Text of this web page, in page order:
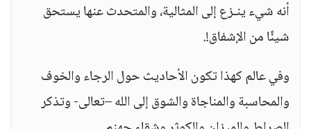
أنه شيء ينـزع إلى المثالية، والمتحدث عنها يستحق
شيئًا من الإشفاق!.
وفي عالم كهذا تكون الأحاديث حول الرجاء والخوف
والمحاسبة والمناجاة والشوق إلى الله –تعالى- وتذكر